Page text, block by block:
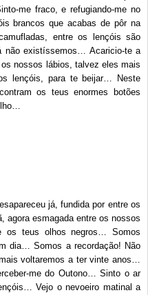
me fraco, e refugiando-me no
brancos que acabas de pôr na
entre os lençóis são
não existíssemos… Acaricio-te a
nossos lábios, talvez eles mais
lençóis, para te beijar… Neste
os teus enormes botões
já, fundida por entre os
agora esmagada entre os nossos
os teus olhos negros… Somos
dia… Somos a recordação! Não
voltaremos a ter vinte anos…
me do Outono… Sinto o ar
Vejo o nevoeiro matinal a